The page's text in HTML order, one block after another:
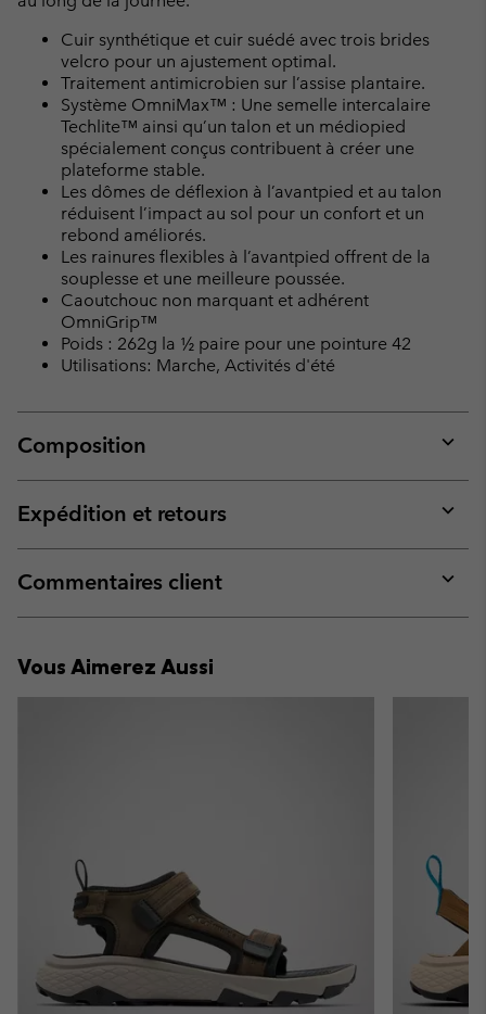
Cuir synthétique et cuir suédé avec trois brides
velcro pour un ajustement optimal.
Traitement antimicrobien sur l’assise plantaire.
Système OmniMax™ : Une semelle intercalaire
Techlite™ ainsi qu’un talon et un médiopied
spécialement conçus contribuent à créer une
plateforme stable.
Les dômes de déflexion à l’avantpied et au talon
réduisent l’impact au sol pour un confort et un
rebond améliorés.
Les rainures flexibles à l’avantpied offrent de la
souplesse et une meilleure poussée.
Caoutchouc non marquant et adhérent
OmniGrip™
Poids : 262g la ½ paire pour une pointure 42
Utilisations: Marche, Activités d'été
Composition
or
Expédition et retours
or
Commentaires client
or
Vous Aimerez Aussi